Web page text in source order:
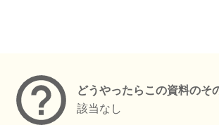
どうやったらこの資料のそ
該当なし